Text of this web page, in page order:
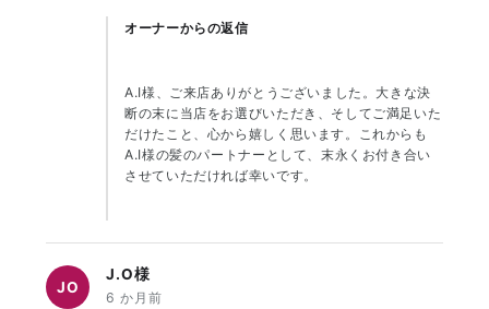
オーナーからの返信
A.I様、ご来店ありがとうございました。大きな決
断の末に当店をお選びいただき、そしてご満足いた
だけたこと、心から嬉しく思います。これからも
A.I様の髪のパートナーとして、末永くお付き合い
させていただければ幸いです。
JO
J.O様
6 か月前